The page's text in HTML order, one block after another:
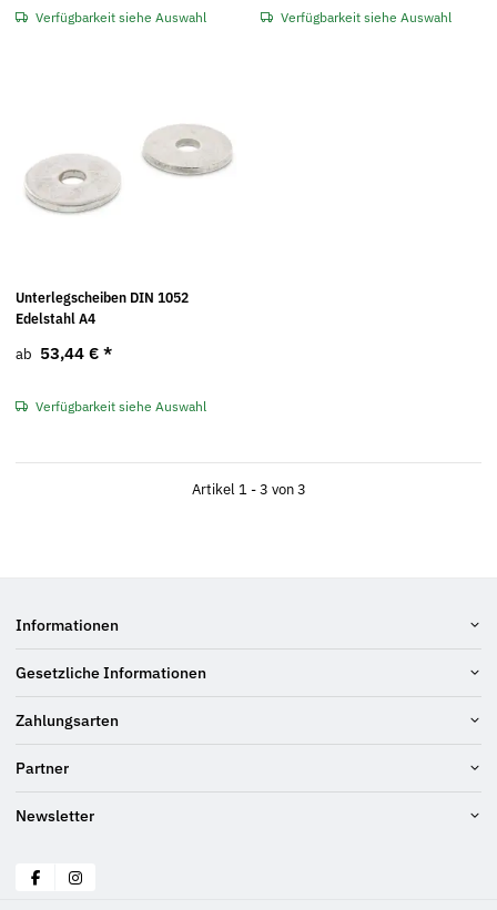
Verfügbarkeit siehe Auswahl Verfügbarkeit siehe Auswahl
Unterlegscheiben DIN 1052
Edelstahl A4
ab 53,44 € *
Verfügbarkeit siehe Auswahl
Artikel 1 - 3 von 3
Informationen
Gesetzliche Informationen
Zahlungsarten
Partner
Newsletter